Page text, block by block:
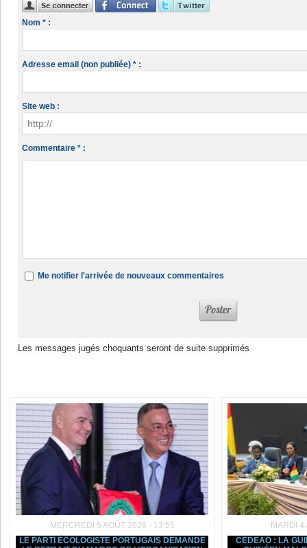
Nom * :
Adresse email (non publiée) * :
Site web :
Commentaire * :
Me notifier l'arrivée de nouveaux commentaires
Les messages jugés choquants seront de suite supprimés
MERCREDI 5 AOÛT 2026 - 13:55
LE PARTI ÉCOLOGISTE PORTUGAIS DEMANDE
MARDI 4
CEDEAO : LA